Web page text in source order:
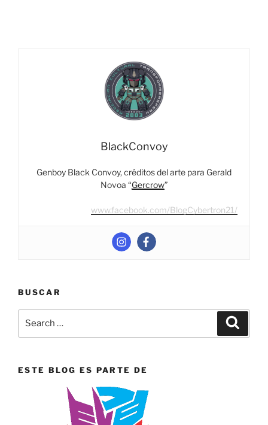
Ectotron”
BlackConvoy
Genboy Black Convoy, créditos del arte para Gerald
Novoa “Gercrow”
www.facebook.com/BlogCybertron21/
BUSCAR
ESTE BLOG ES PARTE DE